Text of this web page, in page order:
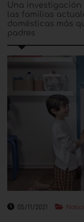
Una
las familias
domésticas más
padres
05/11/2021